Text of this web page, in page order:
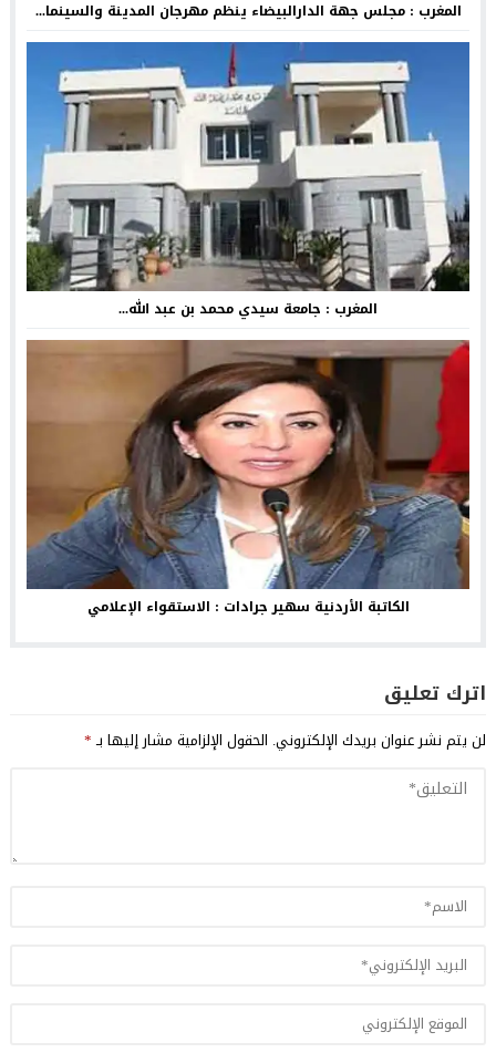
المغرب : مجلس جهة الدارالبيضاء ينظم مهرجان المدينة والسينما...
المغرب : جامعة سيدي محمد بن عبد الله...
الكاتبة الأردنية سهير جرادات : الاستقواء الإعلامي
اترك تعليق
لن يتم نشر عنوان بريدك الإلكتروني. الحقول الإلزامية مشار إليها بـ*